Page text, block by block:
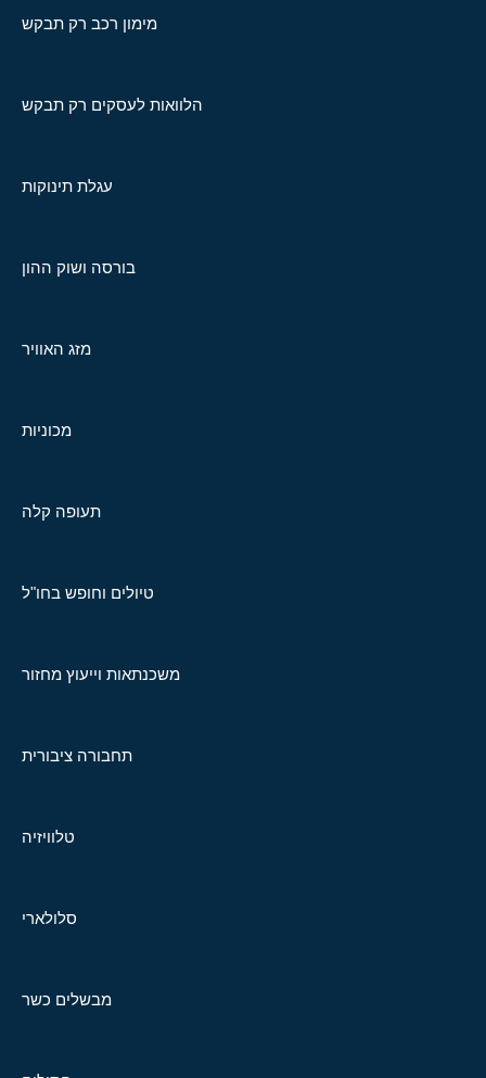
מימון רכב רק תבקש
הלוואות לעסקים רק תבקש
עגלת תינוקות
בורסה ושוק ההון
מזג האוויר
מכוניות
תעופה קלה
טיולים וחופש בחו"ל
משכנתאות וייעוץ מחזור
תחבורה ציבורית
טלוויזיה
סלולארי
מבשלים כשר